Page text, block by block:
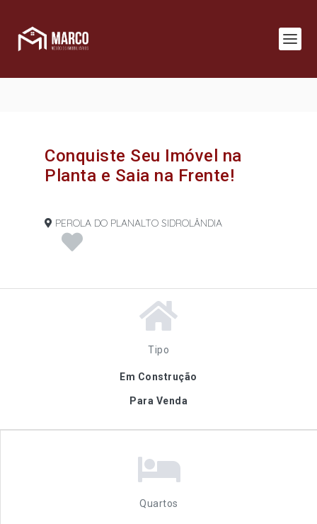
Conquiste Seu Imóvel na
Planta e Saia na Frente!
PEROLA DO PLANALTO SIDROLÂNDIA
Tipo
Em Construção
Para Venda
Quartos